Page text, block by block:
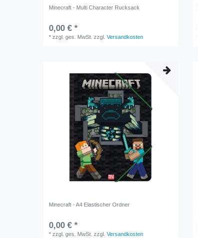
Minecraft - Multi Character Rucksack
0,00 € *
*zzgl. ges. MwSt. zzgl.Versandkosten
Minecraft - A4 Elastischer Ordner
0,00 € *
*zzgl. ges. MwSt. zzgl.Versandkosten